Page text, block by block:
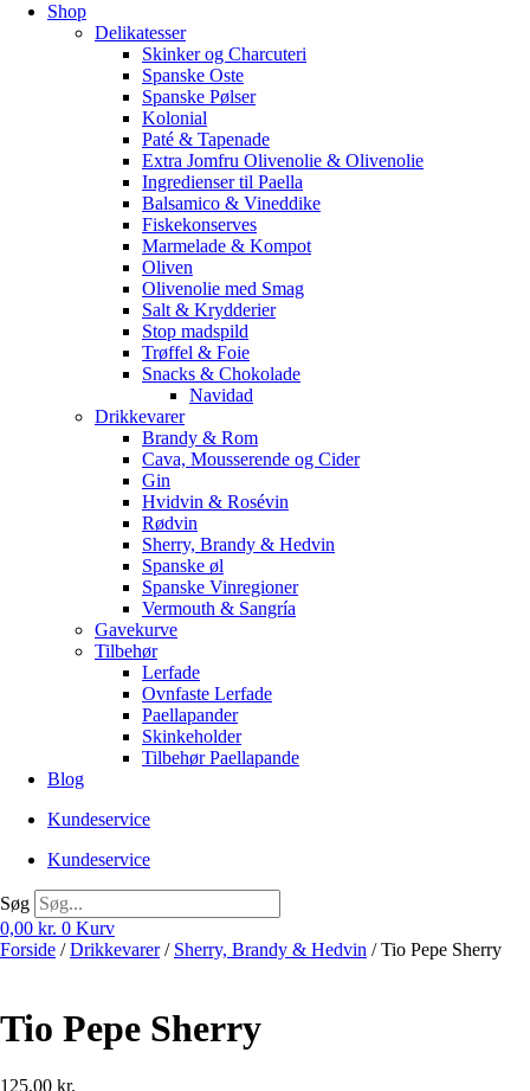
Shop
Delikatesser
Skinker og Charcuteri
Spanske Oste
Spanske Pølser
Kolonial
Paté & Tapenade
Extra Jomfru Olivenolie & Olivenolie
Ingredienser til Paella
Balsamico & Vineddike
Fiskekonserves
Marmelade & Kompot
Oliven
Olivenolie med Smag
Salt & Krydderier
Stop madspild
Trøffel & Foie
Snacks & Chokolade
Navidad
Drikkevarer
Brandy & Rom
Cava, Mousserende og Cider
Gin
Hvidvin & Rosévin
Rødvin
Sherry, Brandy & Hedvin
Spanske øl
Spanske Vinregioner
Vermouth & Sangría
Gavekurve
Tilbehør
Lerfade
Ovnfaste Lerfade
Paellapander
Skinkeholder
Tilbehør Paellapande
Blog
Kundeservice
Kundeservice
Søg
0,00 kr. 0 Kurv
Forside /Drikkevarer/ Sherry, Brandy & Hedvin / Tio Pepe Sherry
Tio Pepe Sherry
125,00 kr.